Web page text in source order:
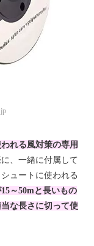
れる風対策の専用
、一緒に付属して
ュートに使われる
～50mと長いもの
な長さに切って使